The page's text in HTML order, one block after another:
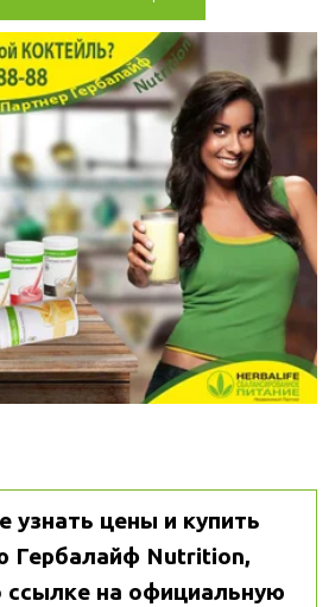
узнать цены и купить
Гербалайф Nutrition,
ссылке на официальную